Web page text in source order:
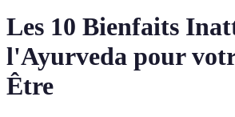
Les 10 Bienfaits
l'Ayurveda pour
Être